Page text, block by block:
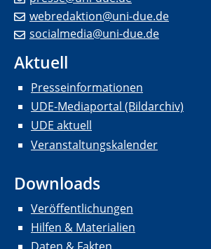
webredaktion@uni-due.de
socialmedia@uni-due.de
Aktuell
Presseinformationen
UDE-Mediaportal (Bildarchiv)
UDE aktuell
Veranstaltungskalender
Downloads
Veröffentlichungen
Hilfen & Materialien